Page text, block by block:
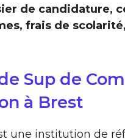
de candidature,
frais de
Sup de
à Brest
une institution de